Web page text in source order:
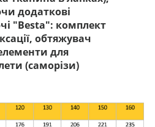
додаткові
"Besta": комплект
обтяжувач
для
(саморізи)